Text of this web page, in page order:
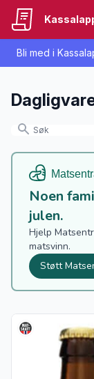
Bli med i
Noen
julen.
Hjelp
matsvinn.
Støtt
Vis flere